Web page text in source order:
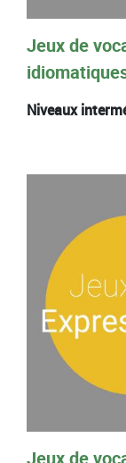
Jeux de
Niveaux